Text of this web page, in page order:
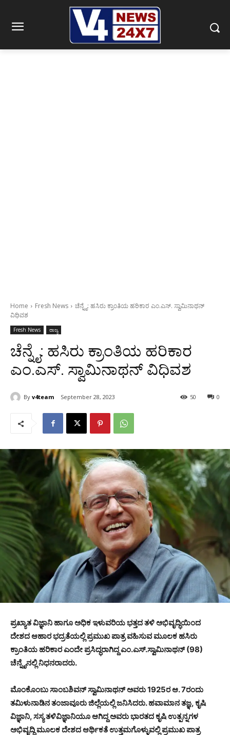
Home Fresh News
ಚೆನ್ನೈ: ಹಸಿರು ಕ್ರಾಂತಿಯ ಹರಿಕಾರ ಎಂ.ಎಸ್. ಸ್ವಾಮಿನಾಥನ್
ವಿಧಿವಶ
Fresh News ರಾಜ್ಯ
ಚೆನ್ನೈ: ಹಸಿರು ಕ್ರಾಂತಿಯ ಹರಿಕಾರ
ಎಂ.ಎಸ್. ಸ್ವಾಮಿನಾಥನ್ ವಿಧಿವಶ
By v4team September 28, 2023 0
50
ಪ್ರಖ್ಯಾತ ವಿಜ್ಞಾನಿ ಹಾಗೂ ಅಧಿಕ ಇಳುವರಿಯ ಭತ್ತದ ತಳಿ ಅಭಿವೃದ್ಧಿಯಿಂದ
ದೇಶದ ಆಹಾರ ಭದ್ರತೆಯಲ್ಲಿ ಪ್ರಮುಖ ಪಾತ್ರ ವಹಿಸುವ ಮೂಲಕ ಹಸಿರು
ಕ್ರಾಂತಿಯ ಹರಿಕಾರ ಎಂದೇ ಪ್ರಸಿದ್ಧರಾಗಿದ್ದ ಎಂ.ಎಸ್.ಸ್ವಾಮಿನಾಥನ್ (98)
ಚೆನ್ನೈನಲ್ಲಿ ನಿಧನರಾದರು.
ಮೊಂಕೊಂಬು ಸಾಂಬಶಿವನ್ ಸ್ವಾಮಿನಾಥನ್ ಅವರು 1925ರ ಆ. 7ರಂದು
ತಮಿಳುನಾಡಿನ ತಂಜಾವೂರು ಜಿಲ್ಲೆಯಲ್ಲಿ ಜನಿಸಿದರು. ಹವಾಮಾನ ತಜ್ಞ, ಕೃಷಿ
ವಿಜ್ಞಾನಿ, ಸಸ್ಯ ತಳಿವಿಜ್ಞಾನಿಯೂ ಆಗಿದ್ದ ಅವರು ಭಾರತದ ಕೃಷಿ ಉತ್ಪನ್ನಗಳ
ಅಭಿವೃದ್ಧಿ ಮೂಲಕ ದೇಶದ ಆರ್ಥಿಕತೆ ಉತ್ತಮಗೊಳ್ಳುವಲ್ಲಿ ಪ್ರಮುಖ ಪಾತ್ರ